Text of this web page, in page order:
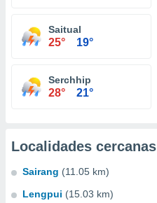
Saitual
25° 19°
Serchhip
28° 21°
Localidades cercanas
Sairang (11.05 km)
Lengpui (15.03 km)